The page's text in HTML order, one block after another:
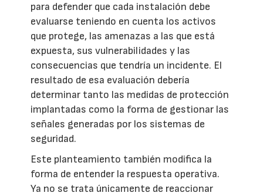
para defender que cada instalación debe
evaluarse teniendo en cuenta los activos
que protege, las amenazas a las que está
expuesta, sus vulnerabilidades y las
consecuencias que tendría un incidente. El
resultado de esa evaluación debería
determinar tanto las medidas de protección
implantadas como la forma de gestionar las
señales generadas por los sistemas de
seguridad.
Este planteamiento también modifica la
forma de entender la respuesta operativa.
Ya no se trata únicamente de reaccionar